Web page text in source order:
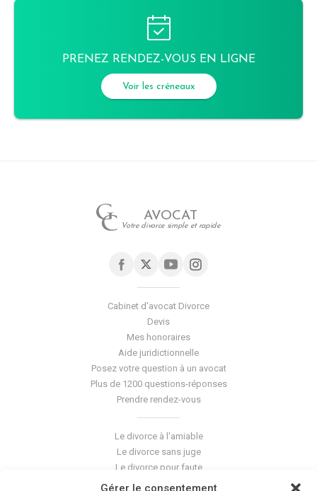
Gérer le consentement
PRENEZ RENDEZ-VOUS EN LIGNE
Voir les créneaux
AVOCAT
Votre divorce simple et rapide
Cabinet d'avocat Divorce
Devis
Mes honoraires
Aide juridictionnelle
Posez votre question à un avocat
Plus de 1200 questions-réponses
Prendre rendez-vous
Le divorce à l'amiable
Le divorce sans juge
Le divorce pour faute
Le divorce accepté